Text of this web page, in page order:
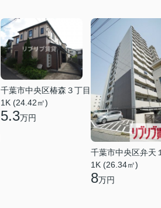
千葉市中央区椿森３丁目
1K (24.42㎡)
5.3万円
千葉市中央区弁天
1K (26.34㎡)
8万円